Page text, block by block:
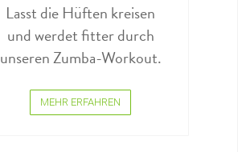
Lasst die Hüften kreisen
und werdet fitter durch
unseren Zumba-Workout.
MEHR ERFAHREN